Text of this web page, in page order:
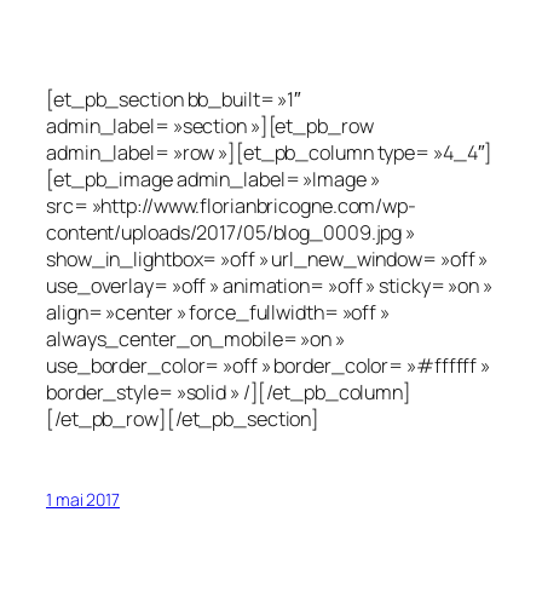
[et_pb_section bb_built= »1″
admin_label= »section »][et_pb_row
admin_label= »row »][et_pb_column type= »4_4″]
[et_pb_image admin_label= »Image »
src= »http://www.florianbricogne.com/wp-
content/uploads/2017/05/blog_0009.jpg »
show_in_lightbox= »off » url_new_window= »off »
use_overlay= »off » animation= »off » sticky= »on »
align= »center » force_fullwidth= »off »
always_center_on_mobile= »on »
use_border_color= »off » border_color= »#ffffff »
border_style= »solid » /][/et_pb_column]
[/et_pb_row][/et_pb_section]
1 mai 2017